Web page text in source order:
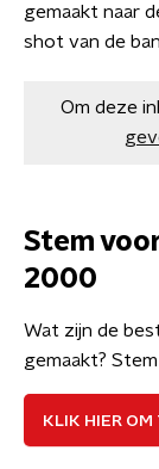
gemaakt naar
shot van de
Om deze
Stem
2000
Wat zijn de
gemaakt?
KLIK HIER OM